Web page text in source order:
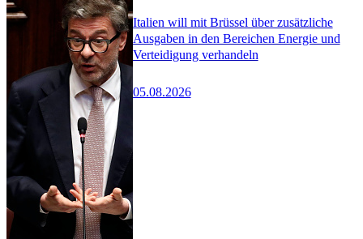
Italien will mit Brüssel über zusätzliche
Ausgaben in den Bereichen Energie und
Verteidigung verhandeln
05.08.2026